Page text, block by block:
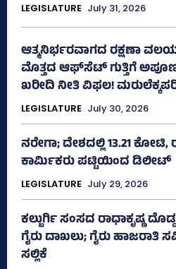
LEGISLATURE July 31, 2026
ಆತ್ಮನಿರ್ಭರವಾಗದ ರಕ್ಷಣಾ
ಮೊತ್ತದ ಆಫ್‌ಸೆಟ್ ಗುತ್ತಿಗೆ
ಖರೀದಿ ನೀತಿ ವಿಫಲ!
LEGISLATURE July 30, 2026
ನರೇಗಾ; ದೇಶದಲ್ಲಿ 13.21 ಕೋಟಿ,
ಕಾರ್ಮಿಕರು ಪಟ್ಟಿಯಿಂದ ಡಿಲೀಟ್
LEGISLATURE July 29, 2026
ಕಲ್ಬುರ್ಗಿ ಸಂಸದ ರಾಧಾಕೃಷ್ಣ
ಗೈರು ದಾಖಲು; ಗೈರು
ಸಲ್ಲಿಕೆ